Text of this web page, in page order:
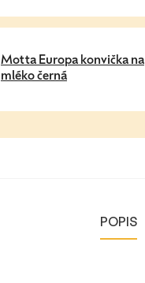
Motta Europa konvička na
mléko černá
POPIS